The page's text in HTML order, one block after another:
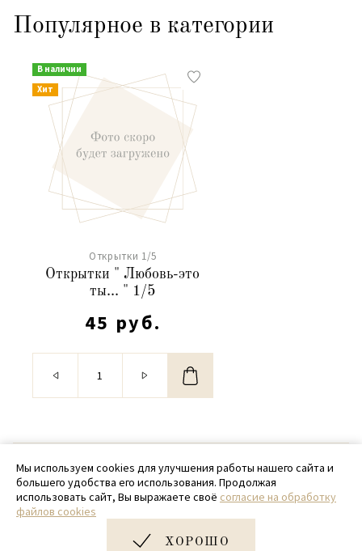
Популярное в категории
В наличии
Хит
Открытки 1/5
Открытки " Любовь-это
ты... " 1/5
45 руб.
© 2020 - 2026 SamPack
+ 7 (918) 699-97-87
zakaz@sampack.store
Мы используем cookies для улучшения работы нашего сайта и
большего удобства его использования. Продолжая
использовать сайт, Вы выражаете своё согласие на обработку
файлов cookies
ХОРОШО